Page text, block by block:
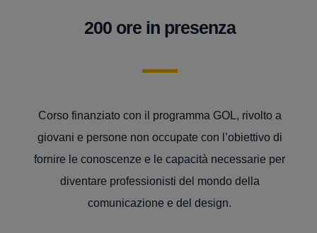
200 ore in presenza
Corso finanziato con il programma GOL, rivolto a
giovani e persone non occupate con l’obiettivo di
fornire le conoscenze e le capacità necessarie per
diventare professionisti del mondo della
comunicazione e del design.